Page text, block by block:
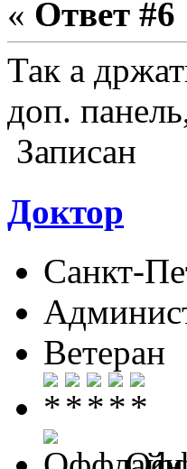
« Ответ #6
Так а
доп.
Записан
Доктор
Санкт-
Ветеран